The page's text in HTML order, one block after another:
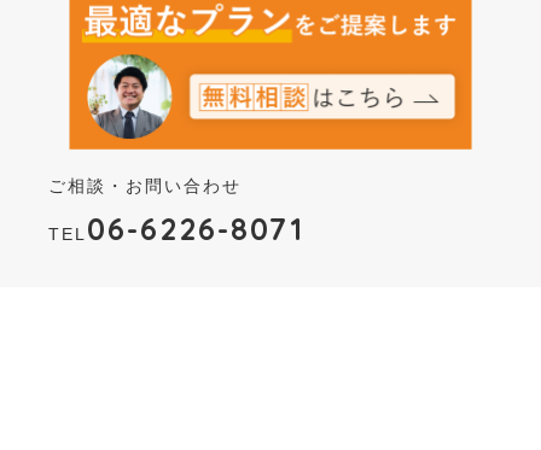
ご相談・お問い合わせ
TEL 06-6226-8071